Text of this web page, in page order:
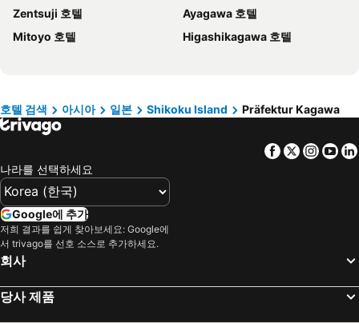
크로아티아 호텔
크로아티아 해안 호텔
Paris 호텔
캐나다 호텔
라치오 호텔
Danang 호텔
Hanoi region 호텔
Zentsuji 호텔
Ayagawa 호텔
Mitoyo 호텔
Higashikagawa 호텔
호텔 검색 아시아 일본 Shikoku Island Präfektur Kagawa
Facebook
Twitter
나라를 선택하세요
Google에 추가
저희 결과를 쉽게 찾아보세요: Google에
서 trivago를 선호 소스로 추가하세요.
회사
당사 제품